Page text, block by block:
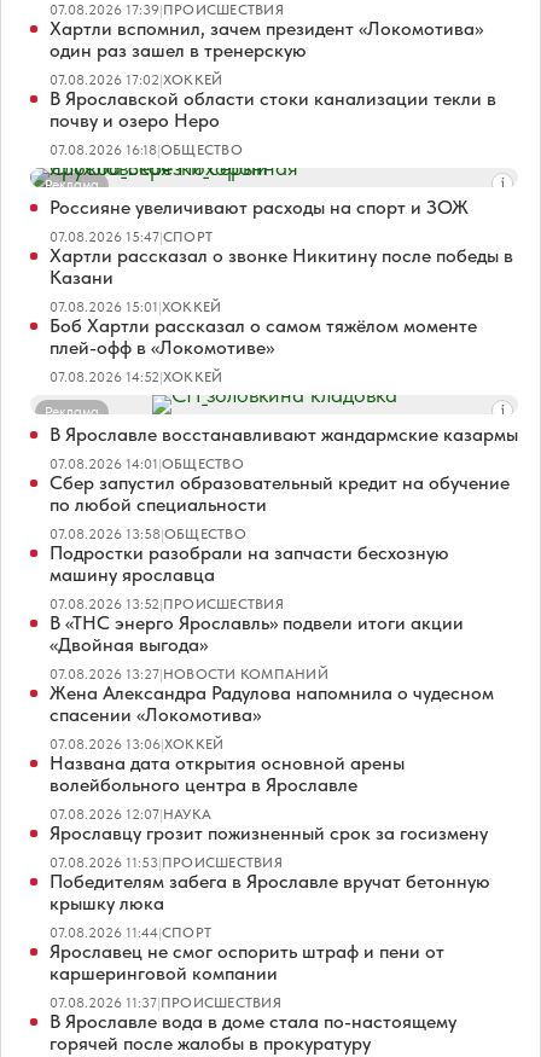
07.08.2026 17:39|ПРОИСШЕСТВИЯ
Хартли вспомнил, зачем президент «Локомотива»
один раз зашел в тренерскую
07.08.2026 17:02|ХОККЕЙ
В Ярославской области стоки канализации текли в
почву и озеро Неро
07.08.2026 16:18|ОБЩЕСТВО
Реклама
Россияне увеличивают расходы на спорт и ЗОЖ
07.08.2026 15:47|СПОРТ
Хартли рассказал о звонке Никитину после победы в
Казани
07.08.2026 15:01|ХОККЕЙ
Боб Хартли рассказал о самом тяжёлом моменте
плей-офф в «Локомотиве»
07.08.2026 14:52|ХОККЕЙ
Реклама
В Ярославле восстанавливают жандармские казармы
07.08.2026 14:01|ОБЩЕСТВО
Сбер запустил образовательный кредит на обучение
по любой специальности
07.08.2026 13:58|ОБЩЕСТВО
Подростки разобрали на запчасти бесхозную
машину ярославца
07.08.2026 13:52|ПРОИСШЕСТВИЯ
В «ТНС энерго Ярославль» подвели итоги акции
«Двойная выгода»
07.08.2026 13:27|НОВОСТИ КОМПАНИЙ
Жена Александра Радулова напомнила о чудесном
спасении «Локомотива»
07.08.2026 13:06|ХОККЕЙ
Названа дата открытия основной арены
волейбольного центра в Ярославле
07.08.2026 12:07|НАУКА
Ярославцу грозит пожизненный срок за госизмену
07.08.2026 11:53|ПРОИСШЕСТВИЯ
Победителям забега в Ярославле вручат бетонную
крышку люка
07.08.2026 11:44|СПОРТ
Ярославец не смог оспорить штраф и пени от
каршеринговой компании
07.08.2026 11:37|ПРОИСШЕСТВИЯ
В Ярославле вода в доме стала по-настоящему
горячей после жалобы в прокуратуру